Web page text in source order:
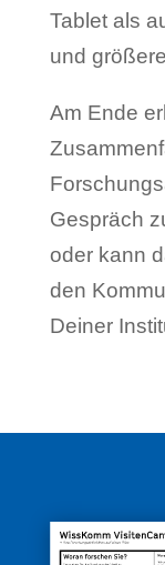
Tablet als
und
Am Ende
Gespräch
oder kann
den
Deiner